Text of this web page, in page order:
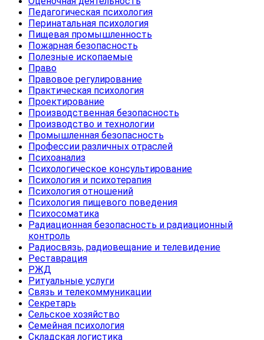
Педагогическая психология
Перинатальная психология
Пищевая промышленность
Пожарная безопасность
Полезные ископаемые
Право
Правовое регулирование
Практическая психология
Проектирование
Производственная безопасность
Производство и технологии
Промышленная безопасность
Профессии различных отраслей
Психоанализ
Психологическое консультирование
Психология и психотерапия
Психология отношений
Психология пищевого поведения
Психосоматика
Радиационная безопасность и радиационный
контроль
Радиосвязь, радиовещание и телевидение
Реставрация
РЖД
Ритуальные услуги
Связь и телекоммуникации
Секретарь
Сельское хозяйство
Семейная психология
Складская логистика